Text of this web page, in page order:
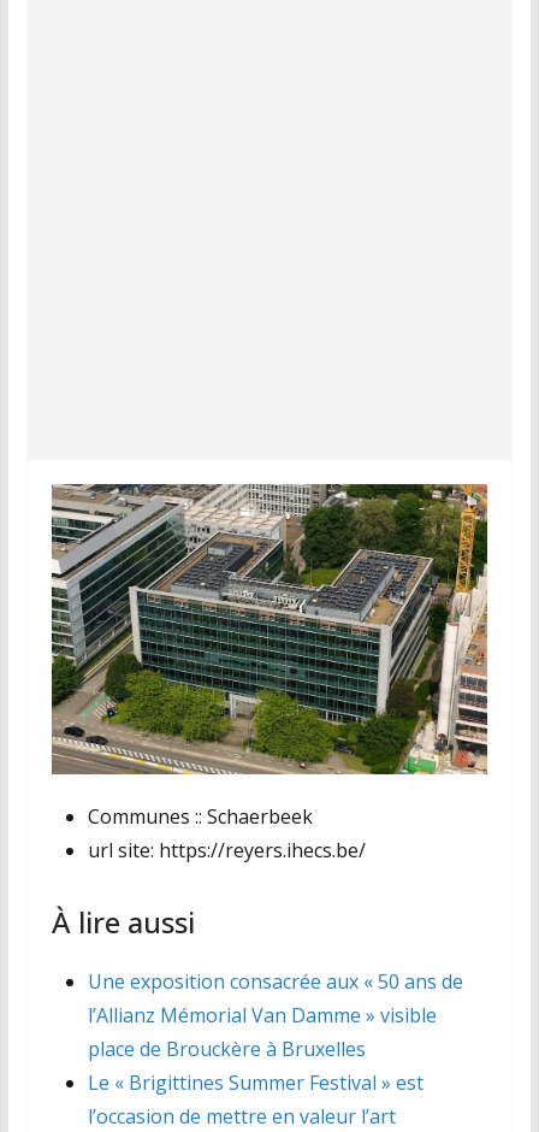
Communes :: Schaerbeek
url site: https://reyers.ihecs.be/
À lire aussi
Une exposition consacrée aux « 50 ans de
l’Allianz Mémorial Van Damme » visible
place de Brouckère à Bruxelles
Le « Brigittines Summer Festival » est
l’occasion de mettre en valeur l’art